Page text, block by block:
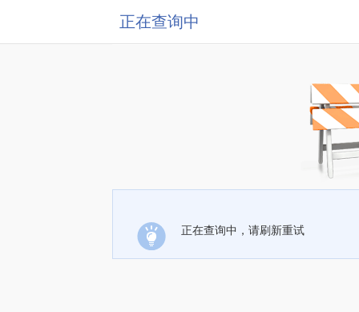
正在查询中
正在查询中，请刷新重试